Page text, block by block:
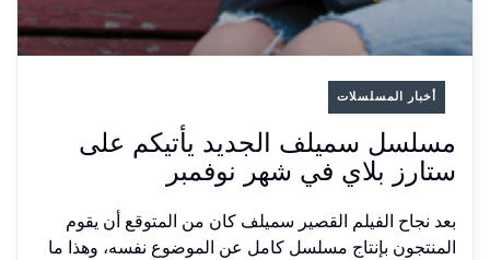
أخبار المسلسلات
مسلسل سميلف الجديد يأتيكم على
ستارز بلاي في شهر نوفمبر
بعد نجاح الفيلم القصير سميلف كان من المتوقع أن يقوم
المنتجون بإنتاج مسلسل كامل عن الموضوع نفسه، وهذا ما